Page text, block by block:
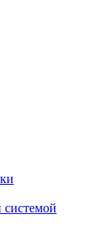
системой